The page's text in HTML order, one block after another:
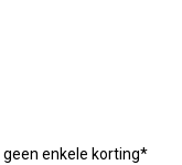
enkele korting*